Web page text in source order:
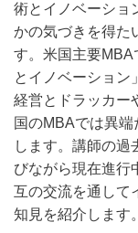
術とイノベーショ
かの気づきを得た
す。米国主要
とイノベーション
経営とドラッカー
国のMBAでは異
します。講師の過
びながら現在進行
互の交流を通して
知見を紹介します。